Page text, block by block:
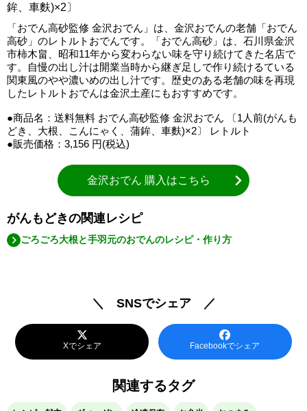
鉾、車麩)×2〕
「おでん高砂監修 金沢おでん」は、金沢おでんの老舗「おでん
高砂」のレトルトおでんです。「おでん高砂」は、石川県金沢
市柿木畠、昭和11年から変わらない味を守り続けてきた名店で
す。自慢の出し汁は開業当時から継ぎ足しで作り続けるている
関東風のやや濃いめの出し汁です。歴史のある老舗の味を再現
したレトルトおでんは金沢土産にもおすすめです。
●商品名：送料無料 おでん高砂監修 金沢おでん 〔1人前(がんも
どき、大根、こんにゃく、蒲鉾、車麩)×2〕 レトルト
●販売価格：3,156 円(税込)
金沢おでん 購入はこちら
がんもどきの関連レシピ
ごろごろ大根と手羽元のおでんのレシピ・作り方
＼ SNSでシェア ／
Xでシェア Facebookでシェア
関連するタグ